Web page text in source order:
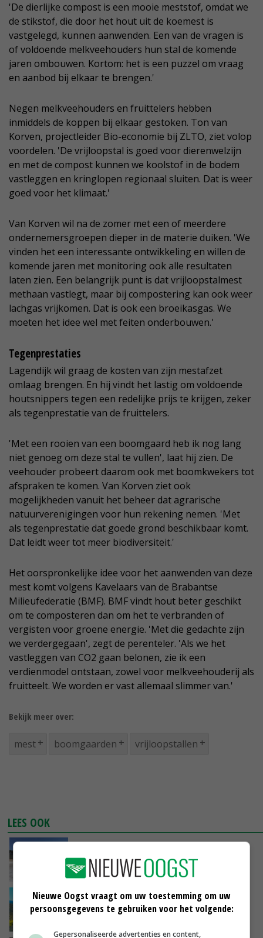
'De dierlijke compost is een mooie meststof, omdat we
de stikstof, die door het hout uit de koemest is
vastgelegd, kunnen aanwenden. Een van de vragen is
of voldoende melkveehouders hun stal de komende
jaren ombouwen. Kortom: het is een puzzel om vraag
en aanbod bij elkaar te brengen.'
Negen melkveehouders en fruittelers hebben
inmiddels de koppen bij elkaar gestoken. Ton van
Korven, projectleider Bio-economie bij ZLTO, ziet volop
voordelen. 'De vrijloopstal is goed voor dierenwelzijn
en met de compost kunnen we koolstof in de bodem
vastleggen en kringlopen regionaal sluiten. Dat is weer
goed voor het klimaat.'
Van Korven wil na de zomer met een of meerdere
ondernemersgroepen dieper in de materie duiken. 'We
vinden het een interessante ontwikkeling en willen de
komende jaren met monitoring ook alle resultaten
laten zien. Een belangrijk punt is dat vrijloopstalmest
methaan vastlegt, maar bij compostering kan ook weer
lachgas vrijkomen. Dat is ook een broeikasgas. We
moeten het idee wel met feiten onderbouwen.'
Tegenprestaties
Lagendijk wil graag de kosten van zijn mestafzet
omlaag brengen. En hij vindt het lastig om voldoende
houtsnippers tegen een redelijke prijs te krijgen, zeker
als tegenprestatie van de fruittelers.
'Met een rooien van een boomgaard heb ik nog lang
niet genoeg om deze stal te vullen', laat hij zien. De
veehouder probeert daarom ook met boomkwekers tot
afspraken te komen. Van Korven ziet ook
mogelijkheden vanuit het beheer dat agrarische
natuurverenigingen voor hun rekening nemen. 'Met
als tegenprestatie dat goede grond beschikbaar komt.
Dat leidt weer tot meer biodiversiteit.'
Het oorspronkelijke idee voor het aanwenden van deze
mest komt volgens Kavelaars van de Brabantse
Milieufederatie (BMF). BMF vindt hout beter geschikt
om te composteren dan om het te verbranden of
vergisten voor groene energie. 'Met die gedachte zijn
we verdergegaan', zegt de perenteler. 'Als we het
vastleggen van CO2 gaan belonen, zie ik een
verdienmodel ontstaan, zowel voor melkveehouderij als
fruitteelt. We worden er vast allemaal slimmer van.'
Bekijk meer over:
mest boomgaarden vrijloopstallen
LEES OOK
waardevolle meststof'
18-07-2018
NVWA doet inval bij mestverwerker Fleringen
Nieuwe Oogst vraagt om uw toestemming om uw
persoonsgegevens te gebruiken voor het volgende:
Gepersonaliseerde advertenties en content,